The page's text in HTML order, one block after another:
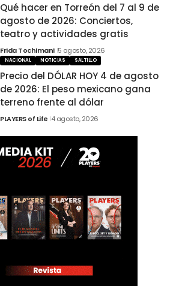
Qué hacer en Torreón del 7 al 9 de
agosto de 2026: Conciertos,
teatro y actividades gratis
Frida Tochimani 5 agosto, 2026
NACIONAL NOTICIAS SALTILLO
Precio del DÓLAR HOY 4 de agosto
de 2026: El peso mexicano gana
terreno frente al dólar
PLAYERS of Life 4 agosto, 2026